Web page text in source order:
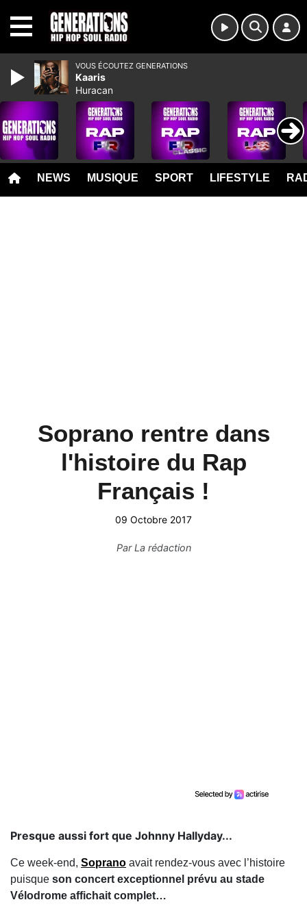
NEWS MUSIQUE SPORT LIFESTYLE
Soprano rentre dans
l'histoire du Rap
Français !
09 Octobre 2017
ParLa rédaction
Presque aussi fort que Johnny Hallyday...
Ce week-end, Soprano avait rendez-vous avec l’histoire
puisque son concert exceptionnel prévu au stade
Vélodrome affichait complet…
VOUS ÉCOUTEZ GENERATIONS
Kaaris
Huracan